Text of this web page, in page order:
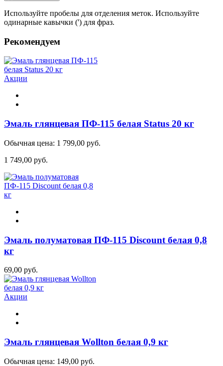
Используйте пробелы для отделения меток. Используйте
одинарные кавычки (') для фраз.
Рекомендуем
Акции
Эмаль глянцевая ПФ-115 белая Status 20 кг
Обычная цена: 1 799,00 руб.
1 749,00 руб.
Эмаль полуматовая ПФ-115 Discount белая 0,8
кг
69,00 руб.
Акции
Эмаль глянцевая Wollton белая 0,9 кг
Обычная цена: 149,00 руб.